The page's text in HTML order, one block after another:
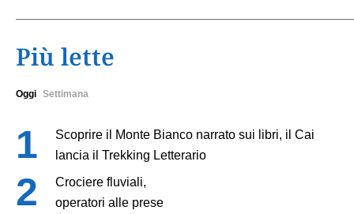
Più lette
Oggi Settimana
Scoprire il Monte Bianco narrato sui libri, il Cai
lancia il Trekking Letterario
Crociere fluviali,
operatori alle prese